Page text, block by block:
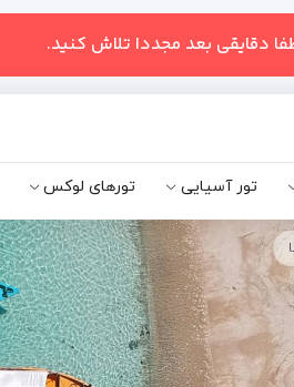
دقایقی بعد مجددا تلاش کنید.
تور آسیایی تورهای لوکس